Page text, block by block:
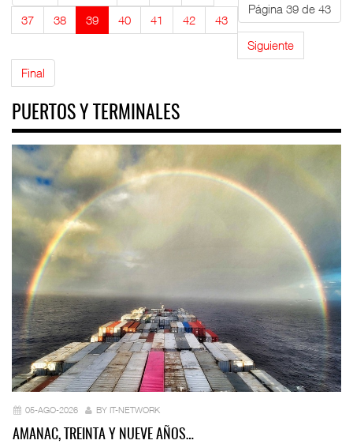
Página 39 de 43
37
38 39 40 41 42
43
Siguiente
Final
PUERTOS Y TERMINALES
05-AGO-2026 BY IT-NETWORK
AMANAC, TREINTA Y NUEVE AÑOS…